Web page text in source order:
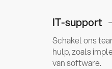
IT-support
Schakel ons
hulp, zoals
van software.